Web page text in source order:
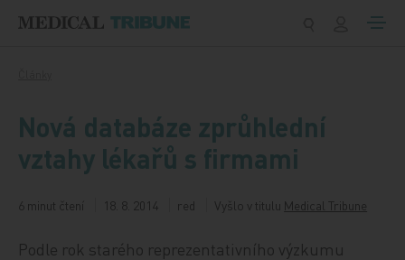
Nová databáze zprůhlední
vztahy lékařů s firmami
6 minut čtení 18. 8. 2014 red Vyšlo v titulu Medical Tribune
Podle rok starého reprezentativního výzkumu